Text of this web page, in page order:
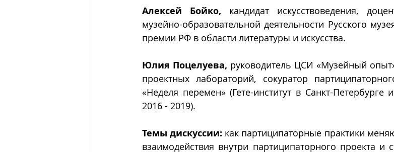
Алексей Бойко, кандидат искусствоведения,
музейно-образовательной деятельности Русского
премии РФ в области литературы и искусства.
Юлия Поцелуева, руководитель ЦСИ «Музейный
проектных лабораторий, сокуратор
«Неделя перемен» (Гете-институт в Санкт-Петербурге
2016 - 2019).
Темы дискуссии: как партиципаторные практики
взаимодействия внутри партиципаторного проекта и